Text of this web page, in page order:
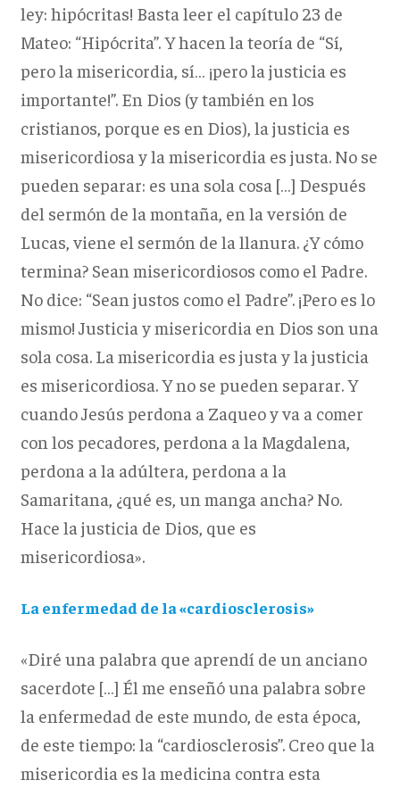
ley: hipócritas! Basta leer el capítulo 23 de
Mateo: “Hipócrita”. Y hacen la teoría de “Sí,
pero la misericordia, sí… ¡pero la justicia es
importante!”. En Dios (y también en los
cristianos, porque es en Dios), la justicia es
misericordiosa y la misericordia es justa. No se
pueden separar: es una sola cosa […] Después
del sermón de la montaña, en la versión de
Lucas, viene el sermón de la llanura. ¿Y cómo
termina? Sean misericordiosos como el Padre.
No dice: “Sean justos como el Padre”. ¡Pero es lo
mismo! Justicia y misericordia en Dios son una
sola cosa. La misericordia es justa y la justicia
es misericordiosa. Y no se pueden separar. Y
cuando Jesús perdona a Zaqueo y va a comer
con los pecadores, perdona a la Magdalena,
perdona a la adúltera, perdona a la
Samaritana, ¿qué es, un manga ancha? No.
Hace la justicia de Dios, que es
misericordiosa».
La enfermedad de la «cardiosclerosis»
«Diré una palabra que aprendí de un anciano
sacerdote […] Él me enseñó una palabra sobre
la enfermedad de este mundo, de esta época,
de este tiempo: la “cardiosclerosis”. Creo que la
misericordia es la medicina contra esta